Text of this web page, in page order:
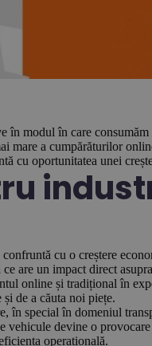
modul în care
mare a cumpărăturilor
cu oportunitatea unei
cu o creștere
are un impact direct
online și tradițional în
de a căuta noi piețe.
în special în domeniul
vehicule devine o
operațională.